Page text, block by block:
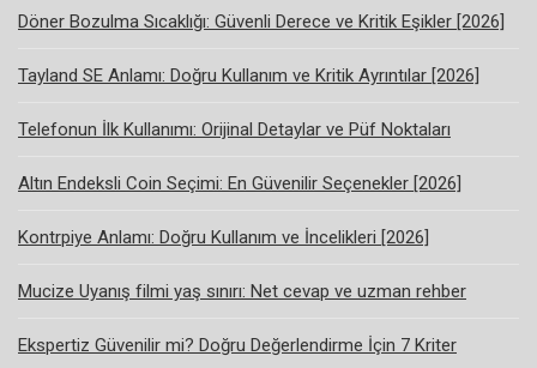
Döner Bozulma Sıcaklığı: Güvenli Derece ve Kritik Eşikler [2026]
Tayland SE Anlamı: Doğru Kullanım ve Kritik Ayrıntılar [2026]
Telefonun İlk Kullanımı: Orijinal Detaylar ve Püf Noktaları
Altın Endeksli Coin Seçimi: En Güvenilir Seçenekler [2026]
Kontrpiye Anlamı: Doğru Kullanım ve İncelikleri [2026]
Mucize Uyanış filmi yaş sınırı: Net cevap ve uzman rehber
Ekspertiz Güvenilir mi? Doğru Değerlendirme İçin 7 Kriter